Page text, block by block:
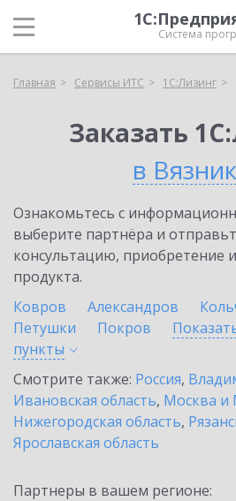
Система
Главная Сервисы ИТС 1С:Лизинг
Заказать
в
Ознакомьтесь с
выберите партнёра и
консультацию, приобретение
продукта.
Ковров
Александров
Петушки
Покров
пункты
Смотрите также: Россия,
Ивановская область, Москва и
Нижегородская область,
Ярославская область
Партнеры в вашем регионе: